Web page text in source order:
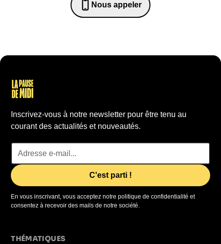
Nous appeler
0652698481
Inscrivez-vous à notre newsletter pour être tenu au
courant des actualités et nouveautés.
En vous inscrivant, vous acceptez notre politique de confidentialité et
consentez à recevoir des mails de notre société.
THÉMATIQUES